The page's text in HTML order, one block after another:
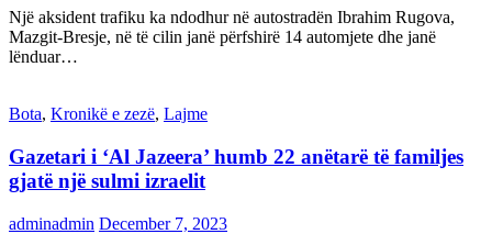
Një aksident trafiku ka ndodhur në autostradën Ibrahim Rugova,
Mazgit-Bresje, në të cilin janë përfshirë 14 automjete dhe janë
lënduar…
Bota, Kronikë e zezë, Lajme
Gazetari i ‘Al Jazeera’ humb 22 anëtarë të familjes
gjatë një sulmi izraelit
adminadmin December 7, 2023